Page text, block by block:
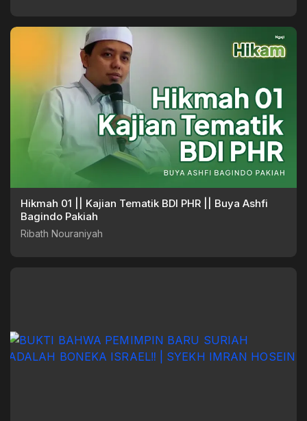
Hikmah 01 || Kajian Tematik BDI PHR || Buya Ashfi
Bagindo Pakiah
Ribath Nouraniyah